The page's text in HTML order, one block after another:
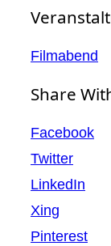
Filmabend
Share
Facebook
Twitter
LinkedIn
Xing
Pinterest